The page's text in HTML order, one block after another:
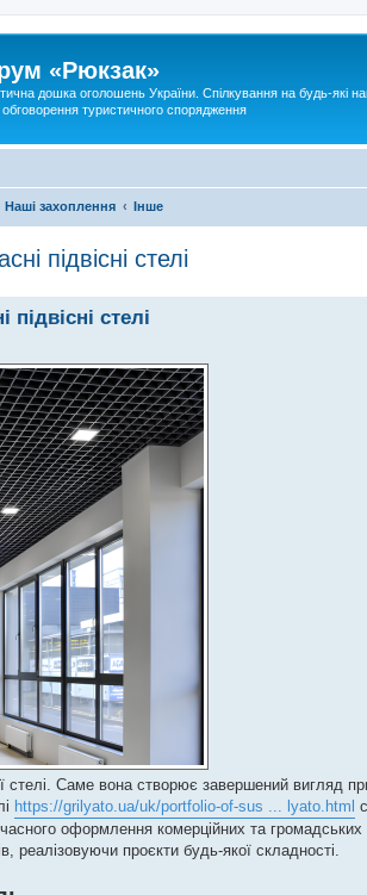
«Рюкзак»
дошка оголошень України. Спілкування на будь-які
туристичного спорядження
Наші захоплення Інше
підвісні стелі
стелі
стелі. Саме вона створює завершений вигляд
https://grilyato.ua/uk/portfolio-of-sus ... lyato.html
оформлення комерційних та громадських
реалізовуючи проєкти будь-якої складності.